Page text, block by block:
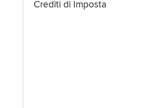
Crediti di Imposta